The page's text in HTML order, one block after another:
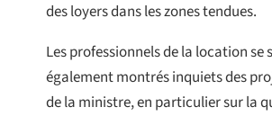
des loyers dans les zones tendues.
Les professionnels de la location se
également montrés inquiets des
de la ministre, en particulier sur la